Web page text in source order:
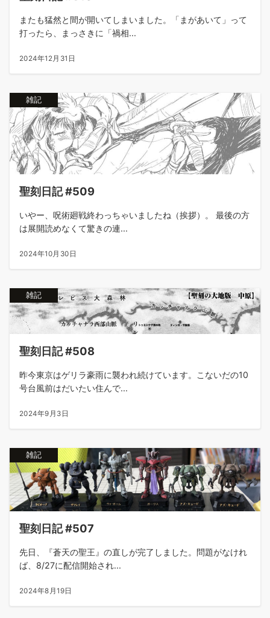
またも猛然と間が開いてしまいました。「まがあいて」って
打ったら、まっさきに「禍相...
2024年12月31日
雑記
聖刻日記 #509
いやー、呪術廻戦終わっちゃいましたね（挨拶）。 最後の方
は展開読めなくて驚きの連...
2024年10月30日
雑記
聖刻日記 #508
昨今東京はゲリラ豪雨に襲われ続けています。こないだの10
号台風前はだいたい住んで...
2024年9月3日
雑記
聖刻日記 #507
先日、『蒼天の聖王』の直しが完了しました。問題がなけれ
ば、8/27に配信開始され...
2024年8月19日